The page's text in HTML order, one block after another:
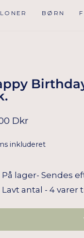
BØRN
Dkr
inkluderet
På lager- Sendes
Lavt antal - 4 varer